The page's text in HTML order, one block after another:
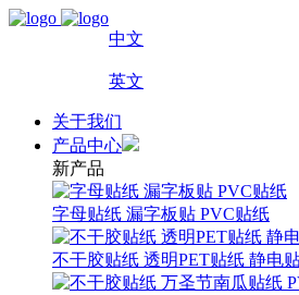
中文
英文
关于我们
产品中心
新产品
字母贴纸 漏字板贴 PVC贴纸
不干胶贴纸 透明PET贴纸 静电